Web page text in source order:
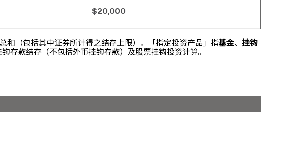
$20,000
和（包括其中证券所计得之结存上限）。「指定投资产品」指基金、 挂钩
存款结存（不包括外币挂钩存款）及股票挂钩投资计算。